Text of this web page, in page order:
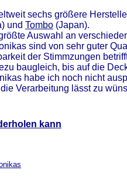
sechs größere
und Tombo (Japan).
Auswahl an
sind von sehr guter
der Stimmzungen
baugleich, bis auf die
habe ich noch nicht
Verarbeitung lässt zu
kann